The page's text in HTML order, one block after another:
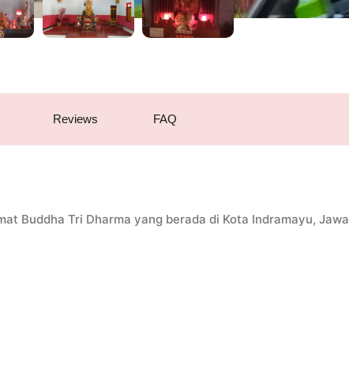
Reviews FAQ
Buddha Tri Dharma yang berada di Kota Indramayu, Jawa